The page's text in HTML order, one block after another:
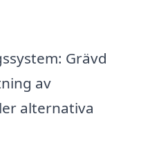
Grävd
av
alternativa